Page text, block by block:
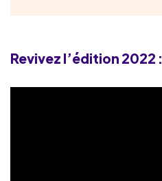
Revivez l’édition 2022 :